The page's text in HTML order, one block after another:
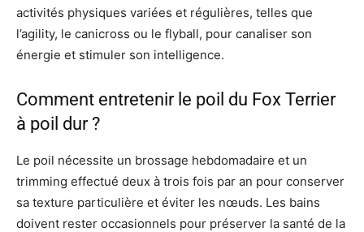
activités physiques variées et régulières, telles que
l’agility, le canicross ou le flyball, pour canaliser son
énergie et stimuler son intelligence.
Comment entretenir le poil du Fox Terrier
à poil dur ?
Le poil nécessite un brossage hebdomadaire et un
trimming effectué deux à trois fois par an pour conserver
sa texture particulière et éviter les nœuds. Les bains
doivent rester occasionnels pour préserver la santé de la